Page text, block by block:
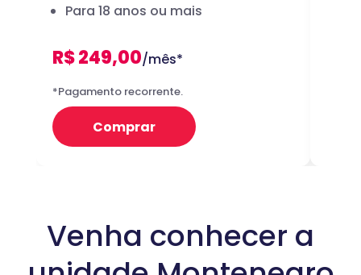
Para 18 anos ou mais
R$ 249,00/mês*
*Pagamento recorrente.
Comprar
Venha conhecer a